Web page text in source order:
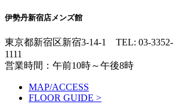
伊勢丹新宿店メンズ館
東京都新宿区新宿3-14-1 TEL: 03-3352-
1111
営業時間：午前10時～午後8時
MAP/ACCESS
FLOOR GUIDE >